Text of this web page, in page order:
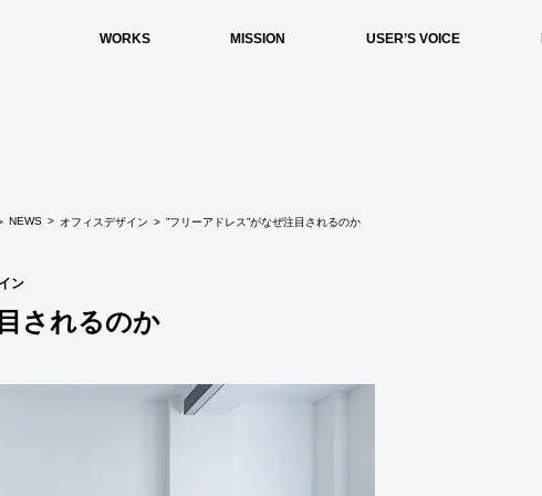
WORKS MISSION USER’S VOICE
NEWS オフィスデザイン ”フリーアドレス”がなぜ注目されるのか
ン
されるのか